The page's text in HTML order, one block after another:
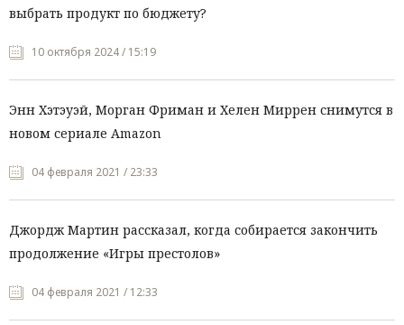
выбрать продукт по бюджету?
10 октября 2024 / 15:19
Энн Хэтэуэй, Морган Фриман и Хелен Миррен снимутся в
новом сериале Amazon
04 февраля 2021 / 23:33
Джордж Мартин рассказал, когда собирается закончить
продолжение «Игры престолов»
04 февраля 2021 / 12:33